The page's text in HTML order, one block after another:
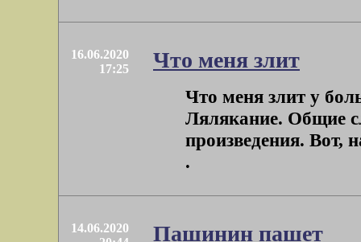
16.06.2020
17:25
Что меня злит
Что меня злит у
Лялякание. Общие
произведения. Вот,
.
14.06.2020
Пашинин пашет